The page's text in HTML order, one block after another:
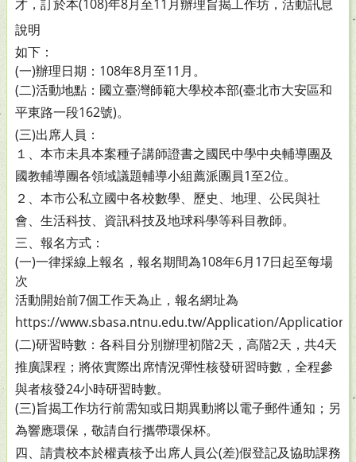
才， 訂於本(108)年8月至11月辦理旨揭工作坊，活動訊息
說明
如下：
(一)辦理日期：108年8月至11月。
(二)活動地點：國立臺灣師範大學校本部(臺北市大安區和
平東路一段162號)。
(三)出席人員：
１、本市未具本案種子講師證書之國民中學中央輔導團及
國教輔導團各領域議題輔導小組薦派團員1至2位。
２、本市公私立國中各校數學、歷史、地理、公民與社
會、生活科技、資訊科技及地球科學等科目教師。
三、報名方式：
(一)一律採線上報名，報名期間為108年6月17日起至每場
次
活動開始前7個工作天為止，報名網址為
https://www.sbasa.ntnu.edu.tw/Application/
(二)研習時數：各科目分別辦理初階2天，高階2天，共4天
推廣課程；將依實際出席情況彈性核發研習時數，全程參
與者核發24小時研習時數。
(三)旨揭工作坊行前需知或日期異動將以電子郵件通知；另
為響應環保，敬請自行攜帶環保杯。
四、請貴校本於權責核予出席人員公(差)假登記及協助課務